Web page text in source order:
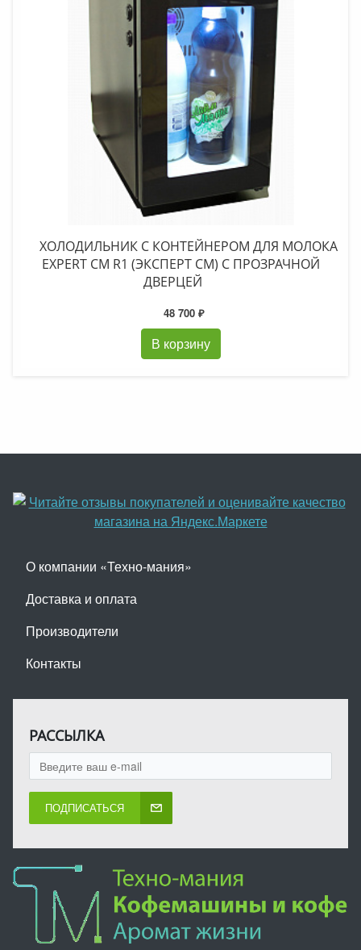
ХОЛОДИЛЬНИК C КОНТЕЙНЕРОМ ДЛЯ МОЛОКА
EXPERT CM R1 (ЭКСПЕРТ СМ) С ПРОЗРАЧНОЙ
ДВЕРЦЕЙ
48 700 ₽
В корзину
О компании «Техно-мания»
Доставка и оплата
Производители
Контакты
РАССЫЛКА
ПОДПИСАТЬСЯ